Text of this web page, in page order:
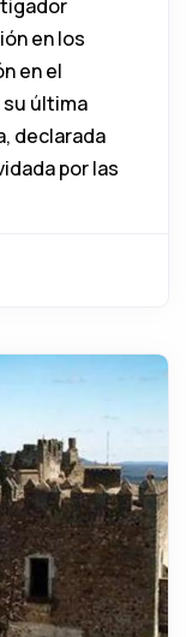
en los
en el
su última
declarada
por las